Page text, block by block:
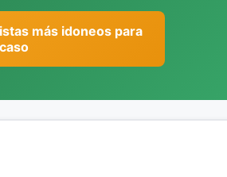
más idoneos para